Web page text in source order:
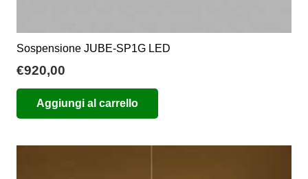
Sospensione JUBE-SP1G LED
€920,00
Aggiungi al carrello